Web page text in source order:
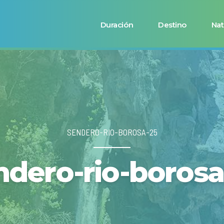
Duración Destino
SENDERO-RIO-BOROSA-25
rio-